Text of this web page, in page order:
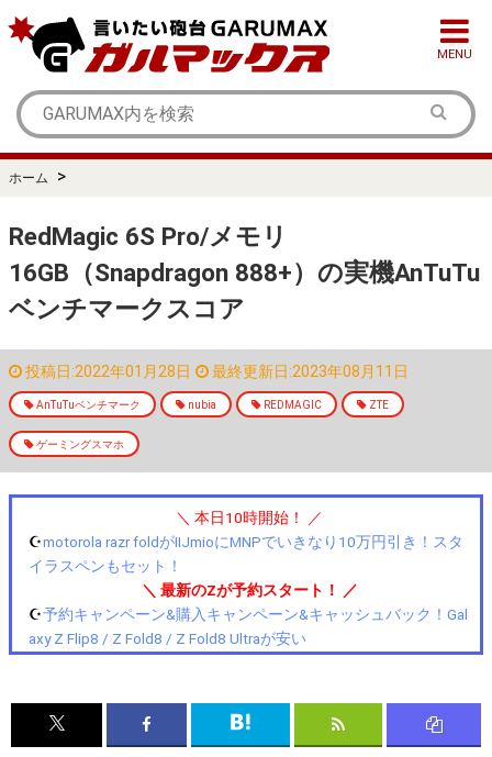
MENU
ホーム >
RedMagic 6S Pro/メモリ
16GB（Snapdragon 888+）の実機AnTuTu
ベンチマークスコア
投稿日:2022年01月28日 最終更新日:2023年08月11日
AnTuTuベンチマーク nubia REDMAGIC ZTE
ゲーミングスマホ
＼ 本日10時開始！ ／
☪️motorola razr foldがIIJmioにMNPでいきなり10万円引き！スタ
イラスペンもセット！
＼ 最新のZが予約スタート！ ／
☪️予約キャンペーン&購入キャンペーン&キャッシュバック！Gal
axy Z Flip8 / Z Fold8 / Z Fold8 Ultraが安い